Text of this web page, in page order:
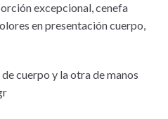
excepcional, cenefa
en presentación cuerpo,
cuerpo y la otra de manos